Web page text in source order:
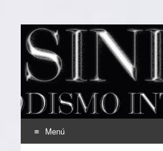
EL SINDICAL
Periodismo Inteligente
Menú